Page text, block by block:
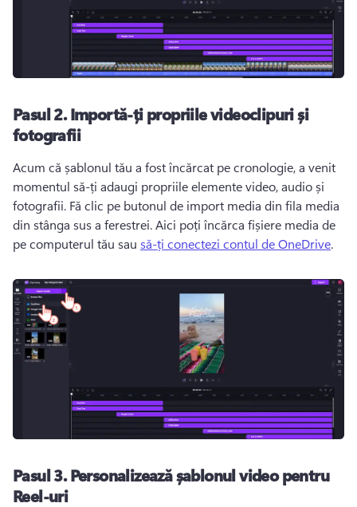
Pasul 2.Importă-ți propriile videoclipuri și
fotografii
Acum că șablonul tău a fost încărcat pe cronologie, a venit
momentul să-ți adaugi propriile elemente video, audio și
fotografii. Fă clic pe butonul de import media din fila media
din stânga sus a ferestrei. Aici poți încărca fișiere media de
pe computerul tău sau să-ți conectezi contul de OneDrive.
Pasul 3.Personalizează șablonul video pentru
Reel-uri